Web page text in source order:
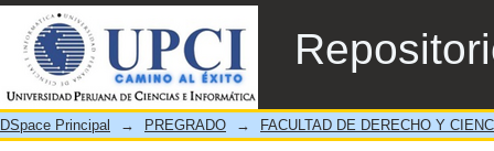
ERROR DE TIPO EN LA CALIFICACIÓN
EXP. N° 02481-2021-88-1302-JR-PE-03
DSpace Principal → PREGRADO → FACULTAD DE DERECHO Y